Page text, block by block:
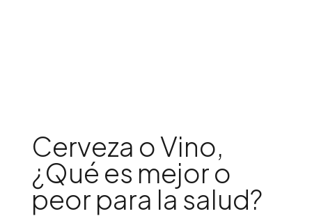
Cerveza o Vino,
¿Qué es mejor o
peor para la salud?